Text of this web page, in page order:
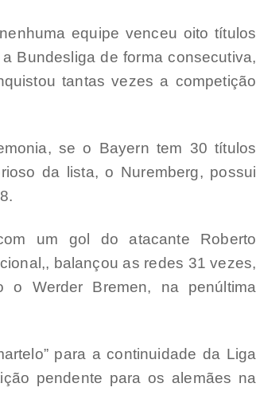
equipe venceu oito títulos
Bundesliga de forma consecutiva,
tantas vezes a competição
se o Bayern tem 30 títulos
da lista, o Nuremberg, possui
um gol do atacante Roberto
balançou as redes 31 vezes,
o Werder Bremen, na penúltima
para a continuidade da Liga
pendente para os alemães na